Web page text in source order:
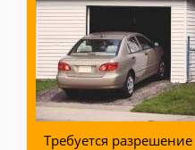
Требуется разрешение